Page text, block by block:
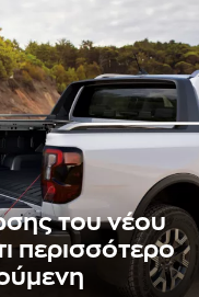
του νέου
περισσότερο